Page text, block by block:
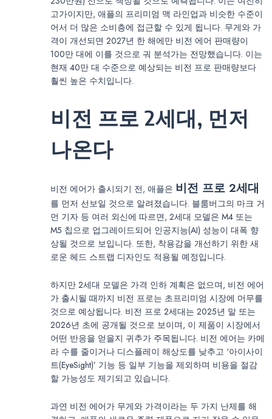
고가이지만, 애플의 프리미엄 맥 라인업과 비슷한 수준이
어서 더 많은 소비층에 접근할 수 있게 됩니다. 무게와 가
격이 개선되면 2027년 한 해에만 비전 에어 판매량이
100만 대에 이를 것으로 궈 분석가는 전망했습니다. 이는
현재 40만 대 수준으로 예상되는 비전 프로 판매량보다
훨씬 높은 수치입니다.
비전 프로 2세대, 먼저
나온다
비전 에어가 출시되기 전, 애플은 비전 프로 2세대
를 먼저 선보일 것으로 알려졌습니다. 블룸버그의 마크 거
먼 기자 등 여러 외신에 따르면, 2세대 모델은 M4 또는
M5 칩으로 업그레이드되어 인공지능(AI) 성능이 대폭 향
상될 것으로 보입니다. 또한, 착용감을 개선하기 위한 새
로운 헤드 스트랩 디자인도 적용될 예정입니다.
하지만 2세대 모델은 가격 인하 계획은 없으며, 비전 에어
가 출시될 때까지 비전 프로는 초프리미엄 시장에 머무를
것으로 예상됩니다. 비전 프로 2세대는 2025년 말 또는
2026년 초에 공개될 것으로 보이며, 이 제품이 시장에서
어떤 반응을 얻을지 귀추가 주목됩니다. 비전 에어는 카메
라 수를 줄이거나 디스플레이 해상도를 낮추고 ‘아이사이
트(EyeSight)’ 기능 등 일부 기능을 제외하며 비용을 절감
할 가능성도 제기되고 있습니다.
과연 비전 에어가 무게와 가격이라는 두 가지 난제를 해